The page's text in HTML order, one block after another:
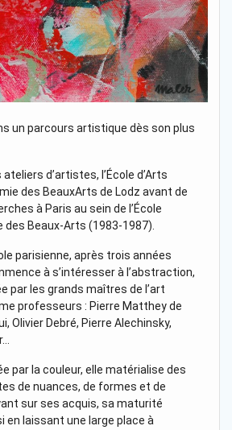
un parcours artistique dès son plus
d’artistes, l’École d’Arts
des BeauxArts de Lodz avant de
à Paris au sein de l’École
des Beaux-Arts (1983-1987).
parisienne, après trois années
à s’intéresser à l’abstraction,
par les grands maîtres de l’art
professeurs : Pierre Matthey de
Olivier Debré, Pierre Alechinsky,
par la couleur, elle matérialise des
de nuances, de formes et de
sur ses acquis, sa maturité
laissant une large place à